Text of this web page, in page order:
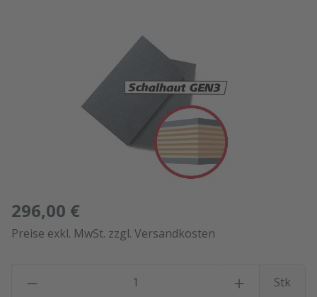
Bildergalerie überspringen
296,00 €
Preise exkl. MwSt. zzgl. Versandkosten
Stk